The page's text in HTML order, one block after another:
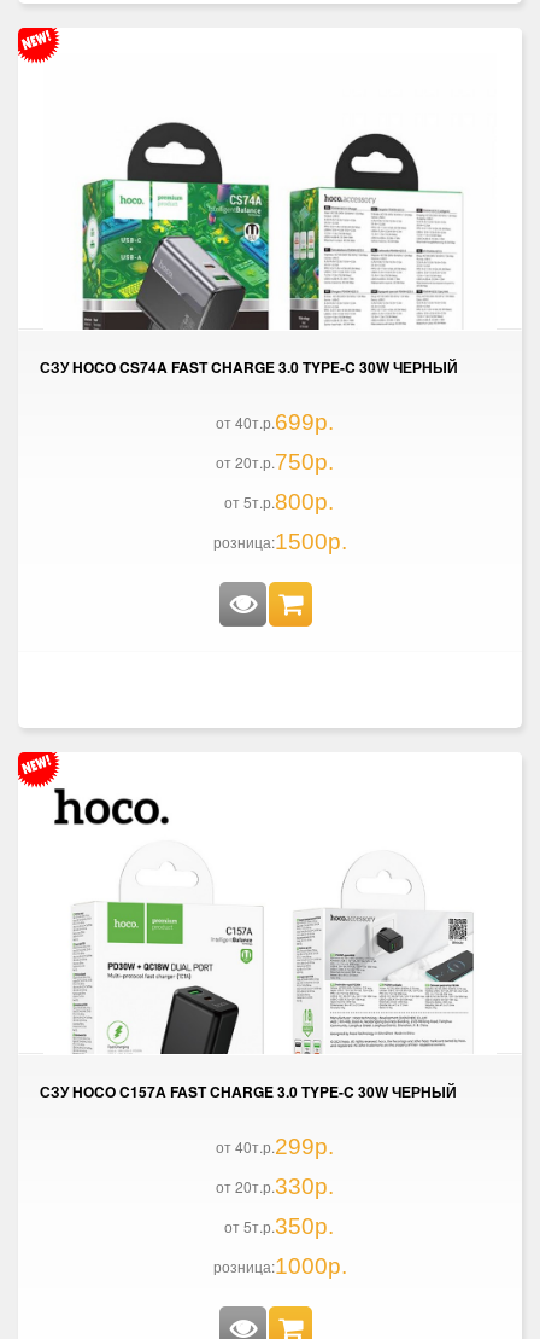
СЗУ HOCO CS74A FAST CHARGE 3.0 TYPE-C 30W ЧЕРНЫЙ
от 40т.р.699р.
от 20т.р.750р.
от 5т.р.800р.
розница:1500р.
СЗУ HOCO C157A FAST CHARGE 3.0 TYPE-C 30W ЧЕРНЫЙ
от 40т.р.299р.
от 20т.р.330р.
от 5т.р.350р.
розница:1000р.